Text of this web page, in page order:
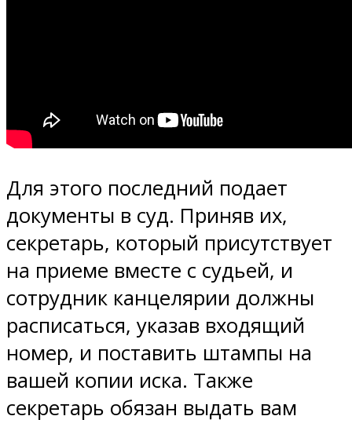
Для этого последний подает
документы в суд. Приняв их,
секретарь, который присутствует
на приеме вместе с судьей, и
сотрудник канцелярии должны
расписаться, указав входящий
номер, и поставить штампы на
вашей копии иска. Также
секретарь обязан выдать вам